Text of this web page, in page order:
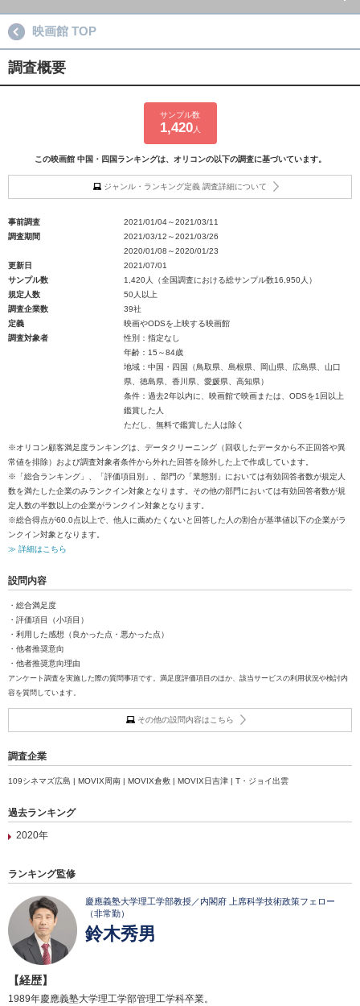
映画館 TOP
調査概要
サンプル数
1,420人
この映画館 中国・四国ランキングは、オリコンの以下の調査に基づいています。
ジャンル・ランキング定義 調査詳細について
事前調査
2021/01/04～2021/03/11
調査期間
2021/03/12～2021/03/26
2020/01/08～2020/01/23
更新日
2021/07/01
サンプル数
1,420人（全国調査における総サンプル数16,950人）
規定人数
50人以上
調査企業数
39社
定義
映画やODSを上映する映画館
調査対象者
性別：指定なし
年齢：15～84歳
地域：中国・四国（鳥取県、島根県、岡山県、広島県、山口
県、徳島県、香川県、愛媛県、高知県）
条件：過去2年以内に、映画館で映画または、ODSを1回以上
鑑賞した人
ただし、無料で鑑賞した人は除く
※オリコン顧客満足度ランキングは、データクリーニング（回収したデータから不正回答や異
常値を排除）および調査対象者条件から外れた回答を除外した上で作成しています。
※「総合ランキング」、「評価項目別」、部門の「業態別」においては有効回答者数が規定人
数を満たした企業のみランクイン対象となります。その他の部門においては有効回答者数が規
定人数の半数以上の企業がランクイン対象となります。
※総合得点が60.0点以上で、他人に薦めたくないと回答した人の割合が基準値以下の企業がラ
ンクイン対象となります。
≫ 詳細はこちら
設問内容
・総合満足度
・評価項目（小項目）
・利用した感想（良かった点・悪かった点）
・他者推奨意向
・他者推奨意向理由
アンケート調査を実施した際の質問事項です。満足度評価項目のほか、該当サービスの利用状況や検討内
容を質問しています。
その他の設問内容はこちら
調査企業
109シネマズ広島 | MOVIX周南 | MOVIX倉敷 | MOVIX日吉津 | T・ジョイ出雲
過去ランキング
2020年
ランキング監修
慶應義塾大学理工学部教授／内閣府 上席科学技術政策フェロー
（非常勤）
鈴木秀男
【経歴】
1989年慶應義塾大学理工学部管理工学科卒業。